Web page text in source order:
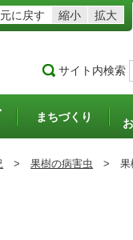
元に戻す 縮小 拡大
サイト内検索
まちづくり
> 果樹の病害虫 > 果